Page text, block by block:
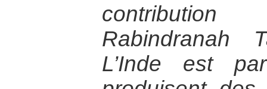
contribution
Rabindranah
L’Inde est